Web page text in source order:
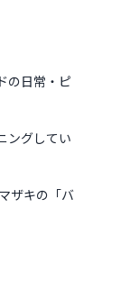
の日常・ピ
ングしてい
ザキの「バ